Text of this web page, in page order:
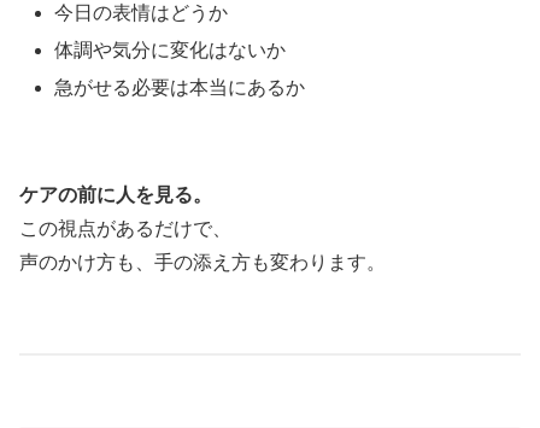
今日の表情はどうか
体調や気分に変化はないか
急がせる必要は本当にあるか
ケアの前に人を見る。
この視点があるだけで、
声のかけ方も、手の添え方も変わります。